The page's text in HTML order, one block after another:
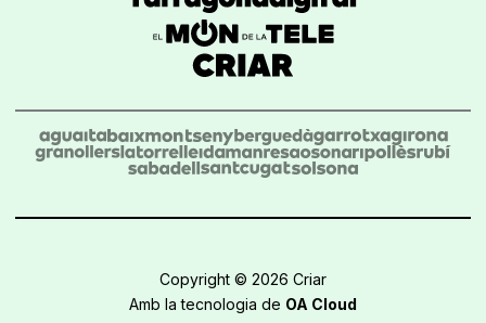
Copyright © 2026 Criar
Amb la tecnologia de OA Cloud